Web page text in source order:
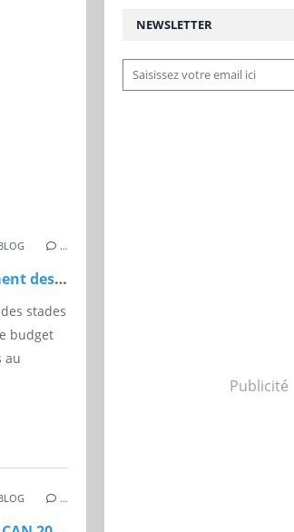
, …
Le budget de développement des stades au Maroc pour 2025 et 2030
stades
budget
au
…
NEWSLETTER
Publicité